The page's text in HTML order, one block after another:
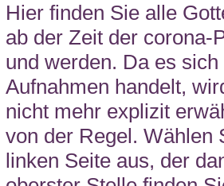
Hier finden Sie alle
ab der Zeit der corona-
und werden. Da es
Aufnahmen handelt,
nicht mehr explizit
von der Regel. Wählen
linken Seite aus, der